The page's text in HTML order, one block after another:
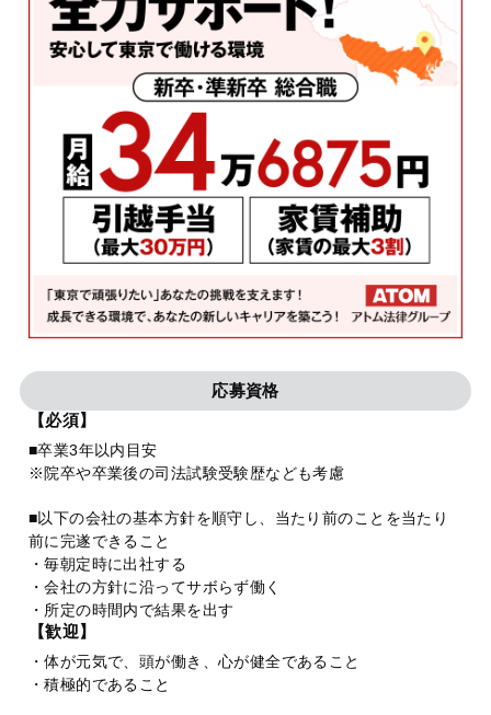
応募資格
【必須】
■卒業3年以内目安
※院卒や卒業後の司法試験受験歴なども考慮
■以下の会社の基本方針を順守し、当たり前のことを当たり
前に完遂できること
・毎朝定時に出社する
・会社の方針に沿ってサボらず働く
・所定の時間内で結果を出す
【歓迎】
・体が元気で、頭が働き、心が健全であること
・積極的であること